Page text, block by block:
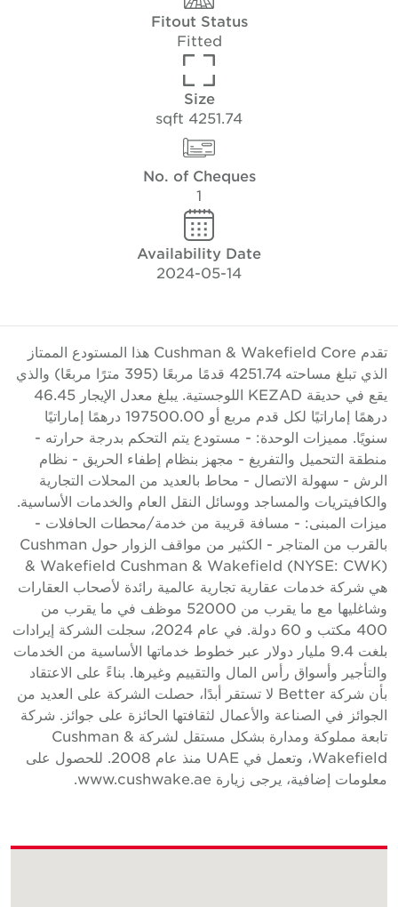
Fitout Status
Fitted
Size
4251.74 sqft
No. of Cheques
Availability Date
2024-05-14
تقدم Cushman & Wakefield Core هذا المستودع الممتاز
الذي تبلغ مساحته 4251.74 قدمًا مربعًا (395 مترًا مربعًا) والذي
يقع في حديقة KEZAD اللوجستية. يبلغ معدل الإيجار 46.45
درهمًا إماراتيًا لكل قدم مربع أو 197500.00 درهمًا إماراتيًا
سنويًا. مميزات الوحدة: - مستودع يتم التحكم بدرجة حرارته -
منطقة التحميل والتفريغ - مجهز بنظام إطفاء الحريق - نظام
الرش - سهولة الاتصال - محاط بالعديد من المحلات التجارية
والكافيتريات والمساجد ووسائل النقل العام والخدمات الأساسية.
ميزات المبنى: - مسافة قريبة من خدمة/محطات الحافلات -
بالقرب من المتاجر - الكثير من مواقف الزوار حول Cushman
& Wakefield Cushman & Wakefield (NYSE: CWK)
هي شركة خدمات عقارية تجارية عالمية رائدة لأصحاب العقارات
وشاغليها مع ما يقرب من 52000 موظف في ما يقرب من
400 مكتب و 60 دولة. في عام 2024، سجلت الشركة إيرادات
بلغت 9.4 مليار دولار عبر خطوط خدماتها الأساسية من الخدمات
والتأجير وأسواق رأس المال والتقييم وغيرها. بناءً على الاعتقاد
بأن شركة Better لا تستقر أبدًا، حصلت الشركة على العديد من
الجوائز في الصناعة والأعمال لثقافتها الحائزة على جوائز. شركة
تابعة مملوكة ومدارة بشكل مستقل لشركة Cushman &
Wakefield، وتعمل في UAE منذ عام 2008. للحصول على
معلومات إضافية، يرجى زيارة www.cushwake.ae.